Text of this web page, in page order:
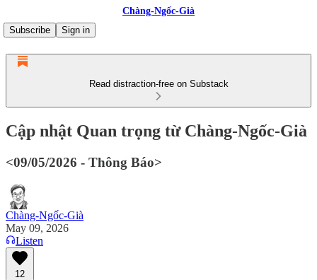
Chàng-Ngốc-Già
Subscribe
Sign in
Read distraction-free on Substack
Cập nhật Quan trọng từ Chàng-Ngốc-Già
<09/05/2026 - Thông Báo>
Chàng-Ngốc-Già
May 09, 2026
Listen
12